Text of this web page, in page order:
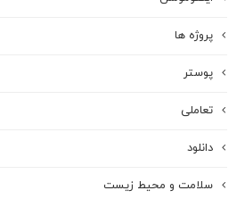
پروژه ها
پوستر
تعاملی
دانلود
سلامت و محیط زیست